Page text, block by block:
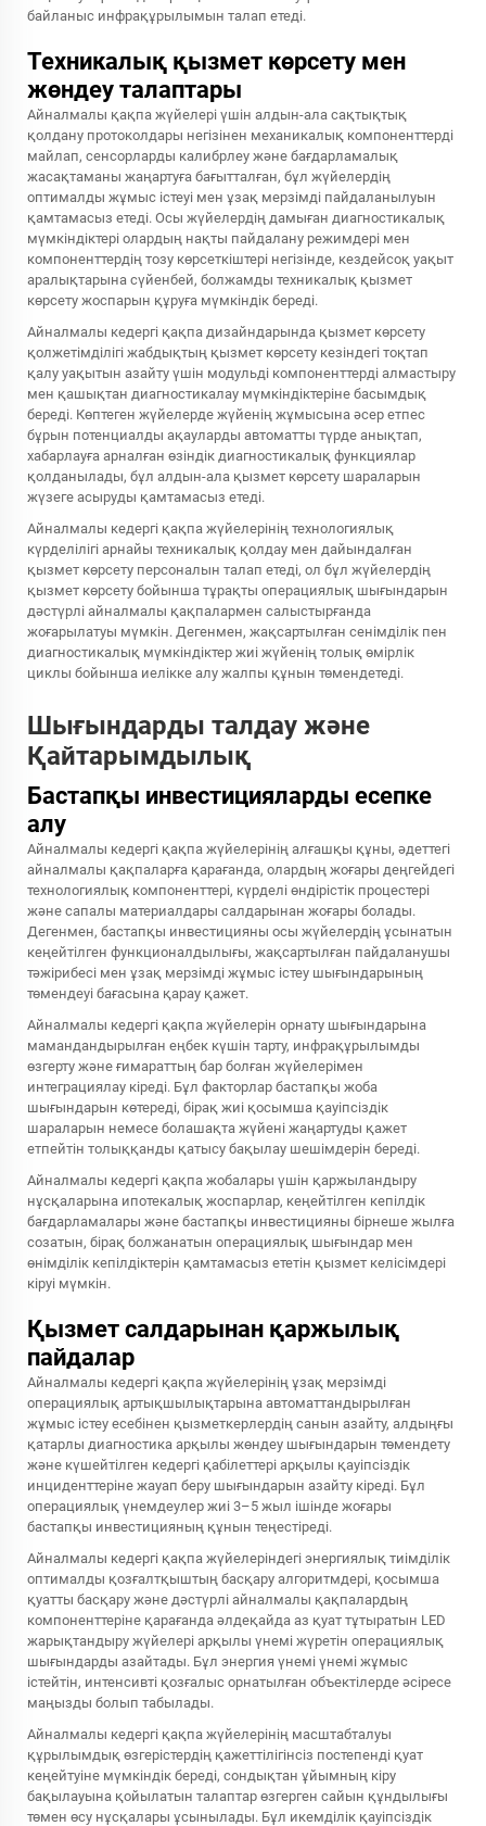
байланыс инфрақұрылымын талап етеді.
Техникалық қызмет көрсету мен
жөндеу талаптары
Айналмалы қақпа жүйелері үшін алдын-ала сақтықтық
қолдану протоколдары негізінен механикалық компоненттерді
майлап, сенсорларды калибрлеу және бағдарламалық
жасақтаманы жаңартуға бағытталған, бұл жүйелердің
оптималды жұмыс істеуі мен ұзақ мерзімді пайдаланылуын
қамтамасыз етеді. Осы жүйелердің дамыған диагностикалық
мүмкіндіктері олардың нақты пайдалану режимдері мен
компоненттердің тозу көрсеткіштері негізінде, кездейсоқ уақыт
аралықтарына сүйенбей, болжамды техникалық қызмет
көрсету жоспарын құруға мүмкіндік береді.
Айналмалы кедергі қақпа дизайндарында қызмет көрсету
қолжетімділігі жабдықтың қызмет көрсету кезіндегі тоқтап
қалу уақытын азайту үшін модульді компоненттерді алмастыру
мен қашықтан диагностикалау мүмкіндіктеріне басымдық
береді. Көптеген жүйелерде жүйенің жұмысына әсер етпес
бұрын потенциалды ақауларды автоматты түрде анықтап,
хабарлауға арналған өзіндік диагностикалық функциялар
қолданылады, бұл алдын-ала қызмет көрсету шараларын
жүзеге асыруды қамтамасыз етеді.
Айналмалы кедергі қақпа жүйелерінің технологиялық
күрделілігі арнайы техникалық қолдау мен дайындалған
қызмет көрсету персоналын талап етеді, ол бұл жүйелердің
қызмет көрсету бойынша тұрақты операциялық шығындарын
дәстүрлі айналмалы қақпалармен салыстырғанда
жоғарылатуы мүмкін. Дегенмен, жақсартылған сенімділік пен
диагностикалық мүмкіндіктер жиі жүйенің толық өмірлік
циклы бойынша иелікке алу жалпы құнын төмендетеді.
Шығындарды талдау және
Қайтарымдылық
Бастапқы инвестицияларды есепке
алу
Айналмалы кедергі қақпа жүйелерінің алғашқы құны, әдеттегі
айналмалы қақпаларға қарағанда, олардың жоғары деңгейдегі
технологиялық компоненттері, күрделі өндірістік процестері
және сапалы материалдары салдарынан жоғары болады.
Дегенмен, бастапқы инвестицияны осы жүйелердің ұсынатын
кеңейтілген функционалдылығы, жақсартылған пайдаланушы
тәжірибесі мен ұзақ мерзімді жұмыс істеу шығындарының
төмендеуі бағасына қарау қажет.
Айналмалы кедергі қақпа жүйелерін орнату шығындарына
мамандандырылған еңбек күшін тарту, инфрақұрылымды
өзгерту және ғимараттың бар болған жүйелерімен
интеграциялау кіреді. Бұл факторлар бастапқы жоба
шығындарын көтереді, бірақ жиі қосымша қауіпсіздік
шараларын немесе болашақта жүйені жаңартуды қажет
етпейтін толыққанды қатысу бақылау шешімдерін береді.
Айналмалы кедергі қақпа жобалары үшін қаржыландыру
нұсқаларына ипотекалық жоспарлар, кеңейтілген кепілдік
бағдарламалары және бастапқы инвестицияны бірнеше жылға
созатын, бірақ болжанатын операциялық шығындар мен
өнімділік кепілдіктерін қамтамасыз ететін қызмет келісімдері
кіруі мүмкін.
Қызмет салдарынан қаржылық
пайдалар
Айналмалы кедергі қақпа жүйелерінің ұзақ мерзімді
операциялық артықшылықтарына автоматтандырылған
жұмыс істеу есебінен қызметкерлердің санын азайту, алдыңғы
қатарлы диагностика арқылы жөндеу шығындарын төмендету
және күшейтілген кедергі қабілеттері арқылы қауіпсіздік
инциденттеріне жауап беру шығындарын азайту кіреді. Бұл
операциялық үнемдеулер жиі 3–5 жыл ішінде жоғары
бастапқы инвестицияның құнын теңестіреді.
Айналмалы кедергі қақпа жүйелеріндегі энергиялық тиімділік
оптималды қозғалтқыштың басқару алгоритмдері, қосымша
қуатты басқару және дәстүрлі айналмалы қақпалардың
компоненттеріне қарағанда әлдеқайда аз қуат тұтыратын LED
жарықтандыру жүйелері арқылы үнемі жүретін операциялық
шығындарды азайтады. Бұл энергия үнемі үнемі жұмыс
істейтін, интенсивті қозғалыс орнатылған объектілерде әсіресе
маңызды болып табылады.
Айналмалы кедергі қақпа жүйелерінің масштабталуы
құрылымдық өзгерістердің қажеттілігінсіз постепенді қуат
кеңейтуіне мүмкіндік береді, сондықтан ұйымның кіру
бақылауына қойылатын талаптар өзгерген сайын құндылығы
төмен өсу нұсқалары ұсынылады. Бұл икемділік қауіпсіздік